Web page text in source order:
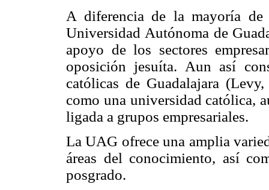
A diferencia de la mayoría de
Universidad Autónoma de
apoyo de los sectores
oposición jesuíta. Aun así
católicas de Guadalajara
como una universidad católica,
ligada a grupos empresariales.
La UAG ofrece una amplia
áreas del conocimiento, así
posgrado.